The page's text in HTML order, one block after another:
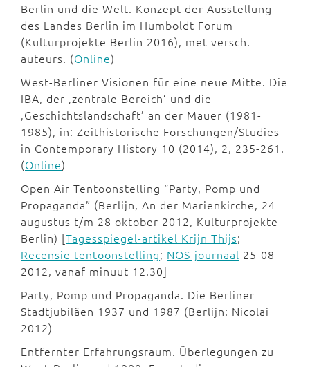
Berlin und die Welt. Konzept der Ausstellung
des Landes Berlin im Humboldt Forum
(Kulturprojekte Berlin 2016), met versch.
auteurs. (Online)
West-Berliner Visionen für eine neue Mitte. Die
IBA, der ‚zentrale Bereich’ und die
‚Geschichtslandschaft’ an der Mauer (1981-
1985), in: Zeithistorische Forschungen/Studies
in Contemporary History 10 (2014), 2, 235-261.
(Online)
Open Air Tentoonstelling “Party, Pomp und
Propaganda” (Berlijn, An der Marienkirche, 24
augustus t/m 28 oktober 2012, Kulturprojekte
Berlin) [Tagesspiegel-artikel Krijn Thijs;
Recensie tentoonstelling; NOS-journaal 25-08-
2012, vanaf minuut 12.30]
Party, Pomp und Propaganda. Die Berliner
Stadtjubiläen 1937 und 1987 (Berlijn: Nicolai
2012)
Entfernter Erfahrungsraum. Überlegungen zu